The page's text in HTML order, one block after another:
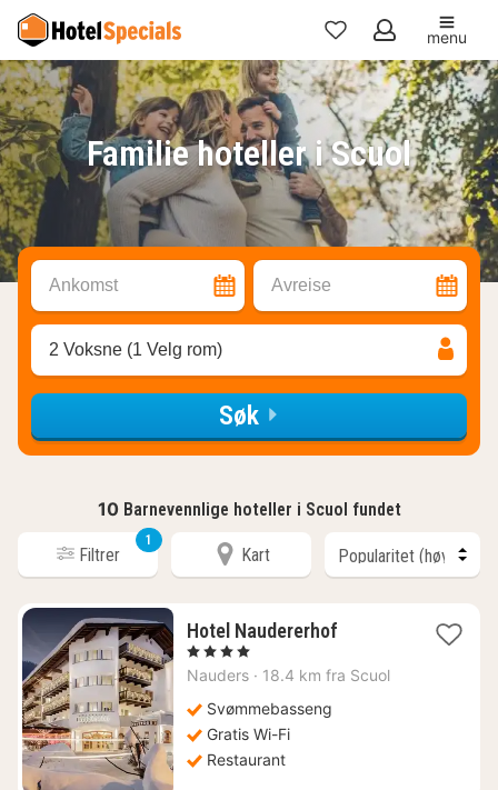
Mine
favoritter
menu
Familie hoteller i Scuol
Ankomst Avreise
2 Voksne (1 Velg rom)
Søk
10 Barnevennlige hoteller i Scuol fundet
Filtrer
1
Kart
Hotel Naudererhof1
fra
, 4 Stjerner
Nauders · 18.4 km fra Scuol
Svømmebasseng
Gratis Wi-Fi
Restaurant